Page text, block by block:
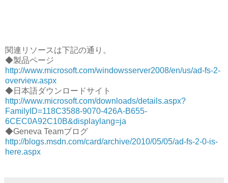
関連リソースは下記の通り。
◆製品ページ
http://www.microsoft.com/windowsserver2008/en/us/ad-fs-2-
overview.aspx
◆日本語ダウンロードサイト
http://www.microsoft.com/downloads/details.aspx?
FamilyID=118C3588-9070-426A-B655-
6CEC0A92C10B&displaylang=ja
◆Geneva Teamブログ
http://blogs.msdn.com/card/archive/2010/05/05/ad-fs-2-0-is-
here.aspx